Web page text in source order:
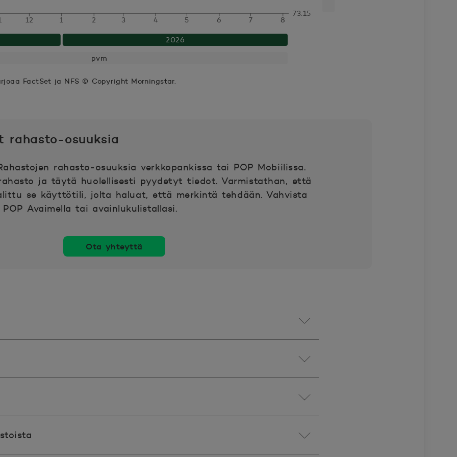
12 1 2 3 4 5 6 7 8
2026
pvm
73.15
FactSet ja NFS © Copyright Morningstar.
rahasto-osuuksia
rahasto-osuuksia verkkopankissa tai POP Mobiilissa.
ja täytä huolellisesti pyydetyt tiedot. Varmistathan, että
se käyttötili, jolta haluat, että merkintä tehdään. Vahvista
Avaimella tai avainlukulistallasi.
Ota yhteyttä